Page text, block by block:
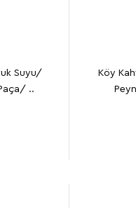
Suyu/
..
Köy